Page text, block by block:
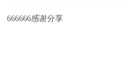
666666感谢分享